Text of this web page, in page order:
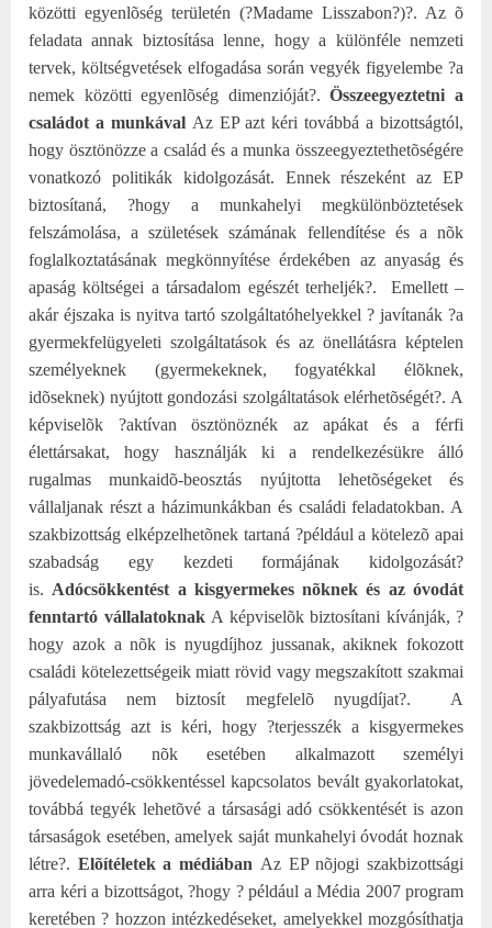
közötti egyenlõség területén (?Madame Lisszabon?)?. Az õ
feladata annak biztosítása lenne, hogy a különféle nemzeti
tervek, költségvetések elfogadása során vegyék figyelembe ?a
nemek közötti egyenlõség dimenzióját?. Összeegyeztetni a
családot a munkával Az EP azt kéri továbbá a bizottságtól,
hogy ösztönözze a család és a munka összeegyeztethetõségére
vonatkozó politikák kidolgozását. Ennek részeként az EP
biztosítaná, ?hogy a munkahelyi megkülönböztetések
felszámolása, a születések számának fellendítése és a nõk
foglalkoztatásának megkönnyítése érdekében az anyaság és
apaság költségei a társadalom egészét terheljék?.
Emellett –
akár éjszaka is nyitva tartó szolgáltatóhelyekkel ? javítanák ?a
gyermekfelügyeleti szolgáltatások és az önellátásra képtelen
személyeknek (gyermekeknek, fogyatékkal élõknek,
idõseknek) nyújtott gondozási szolgáltatások elérhetõségét?. A
képviselõk ?aktívan ösztönöznék az apákat és a férfi
élettársakat, hogy használják ki a rendelkezésükre álló
rugalmas munkaidõ-beosztás nyújtotta lehetõségeket és
vállaljanak részt a házimunkákban és családi feladatokban. A
szakbizottság elképzelhetõnek tartaná ?például a kötelezõ apai
szabadság egy kezdeti formájának kidolgozását?
is. Adócsökkentést a kisgyermekes nõknek és az óvodát
fenntartó vállalatoknak A képviselõk biztosítani kívánják, ?
hogy azok a nõk is nyugdíjhoz jussanak, akiknek fokozott
családi kötelezettségeik miatt rövid vagy megszakított szakmai
pályafutása nem biztosít megfelelõ nyugdíjat?.
A
szakbizottság azt is kéri, hogy ?terjesszék a kisgyermekes
munkavállaló nõk esetében alkalmazott személyi
jövedelemadó-csökkentéssel kapcsolatos bevált gyakorlatokat,
továbbá tegyék lehetõvé a társasági adó csökkentését is azon
társaságok esetében, amelyek saját munkahelyi óvodát hoznak
létre?. Elõítéletek a médiában Az EP nõjogi szakbizottsági
arra kéri a bizottságot, ?hogy ? például a Média 2007 program
keretében ? hozzon intézkedéseket, amelyekkel mozgósíthatja